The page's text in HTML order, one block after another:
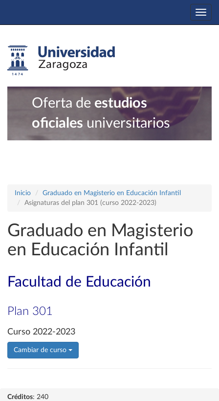
Oferta de estudios
oficiales universitarios
Inicio
Graduado en Magisterio en Educación Infantil
Asignaturas del plan 301 (curso 2022-2023)
Graduado en Magisterio
en Educación Infantil
Facultad de Educación
Plan 301
Curso 2022-2023
Cambiar de curso
Créditos: 240